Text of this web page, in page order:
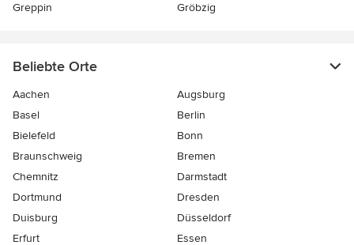
Greppin
Gröbzig
Beliebte Orte
Aachen
Augsburg
Basel
Berlin
Bielefeld
Bonn
Braunschweig
Bremen
Chemnitz
Darmstadt
Dortmund
Dresden
Duisburg
Düsseldorf
Erfurt
Essen